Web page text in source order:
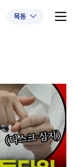
목동
#목디스크